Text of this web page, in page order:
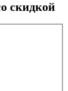
скидкой